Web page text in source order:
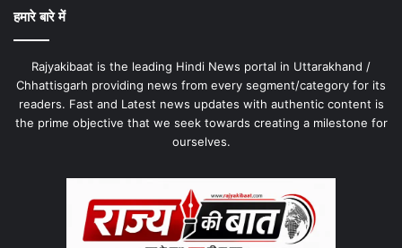
हमारे बारे में
Rajyakibaat is the leading Hindi News portal in Uttarakhand /
Chhattisgarh providing news from every segment/category for its
readers. Fast and Latest news updates with authentic content is
the prime objective that we seek towards creating a milestone for
ourselves.